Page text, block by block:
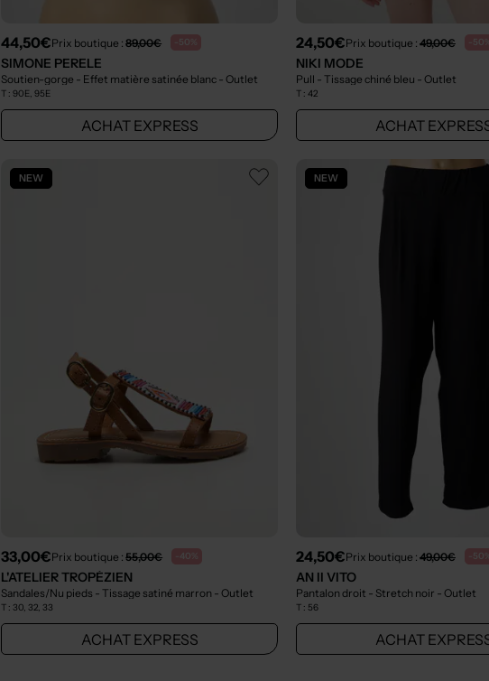
44,50€Prix boutique :89,00€ -50%
SIMONE PERELE
Soutien-gorge - Effet matière satinée blanc - Outlet
T :90E, 95E
ACHAT EXPRESS
24,50€Prix boutique : 49,00€ -
NIKI MODE
Pull - Tissage chiné bleu - Outlet
T : 42
ACHAT
NEW
33,00€Prix boutique :55,00€ -40%
L'ATELIER TROPÉZIEN
Sandales/Nu pieds - Tissage satiné marron - Outlet
T :30, 32, 33
ACHAT EXPRESS
NEW
24,50€Prix boutique : 49,00€ -
AN II VITO
Pantalon droit - Stretch noir - Outlet
T : 56
ACHAT